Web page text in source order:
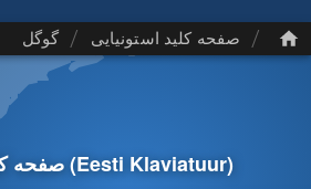
/ صفحه کلید استونیایی / گوگل
صفحه(Eesti Klaviatuur)